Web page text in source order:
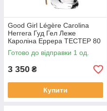
Good Girl Légère Carolina
Herrera Гуд Гел Леже
Кароліна Еррера ТЕСТЕР 80
мл.
Готово до відправки 1 од.
3 350 ₴
Купити